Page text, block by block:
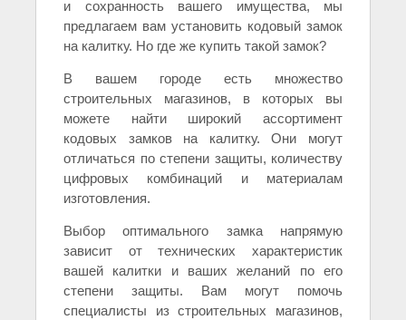
и сохранность вашего имущества, мы
предлагаем вам установить кодовый замок
на калитку. Но где же купить такой замок?
В вашем городе есть множество
строительных магазинов, в которых вы
можете найти широкий ассортимент
кодовых замков на калитку. Они могут
отличаться по степени защиты, количеству
цифровых комбинаций и материалам
изготовления.
Выбор оптимального замка напрямую
зависит от технических характеристик
вашей калитки и ваших желаний по его
степени защиты. Вам могут помочь
специалисты из строительных магазинов,